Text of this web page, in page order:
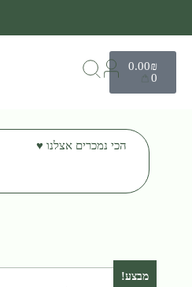
0.00₪
0
הכי נמכרים אצלנו ♥️
מבצע!